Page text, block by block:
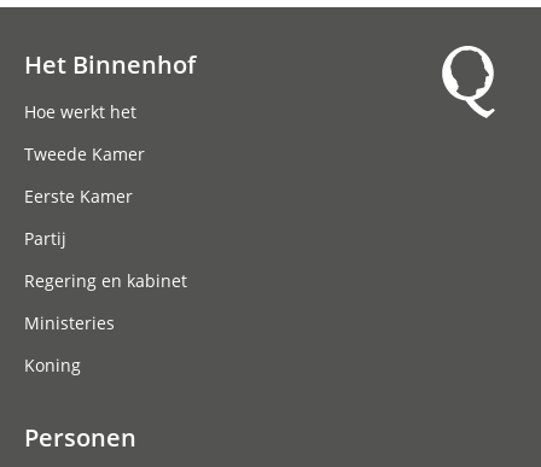
Het Binnenhof
Hoe werkt het
Tweede Kamer
Eerste Kamer
Partij
Regering en kabinet
Ministeries
Koning
Personen